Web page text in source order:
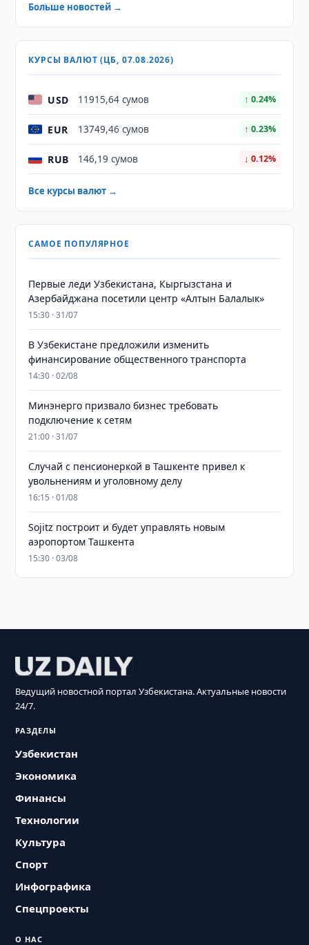
Больше новостей →
КУРСЫ ВАЛЮТ (ЦБ, 07.08.2026)
USD 11915,64 сумов ↑ 0.24%
EUR 13749,46 сумов ↑ 0.23%
RUB 146,19 сумов ↓ 0.12%
Все курсы валют →
САМОЕ ПОПУЛЯРНОЕ
Первые леди Узбекистана, Кыргызстана и
Азербайджана посетили центр «Алтын Балалык»
15:30 · 31/07
В Узбекистане предложили изменить
финансирование общественного транспорта
14:30 · 02/08
Минэнерго призвало бизнес требовать
подключение к сетям
21:00 · 31/07
Случай с пенсионеркой в Ташкенте привел к
увольнениям и уголовному делу
16:15 · 01/08
Sojitz построит и будет управлять новым
аэропортом Ташкента
15:30 · 03/08
Ведущий новостной портал Узбекистана. Актуальные новости
24/7.
РАЗДЕЛЫ
Узбекистан
Экономика
Финансы
Технологии
Культура
Спорт
Инфографика
Спецпроекты
О НАС